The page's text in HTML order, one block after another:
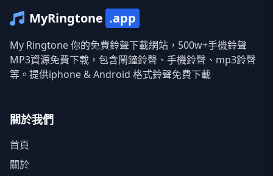
MyRingtone .app
My Ringtone 你的免費鈴聲下載網站，500w+手機鈴聲
MP3資源免費下載，包含鬧鐘鈴聲、手機鈴聲、mp3鈴聲
等。提供iphone & Android 格式鈴聲免費下載
關於我們
首頁
關於